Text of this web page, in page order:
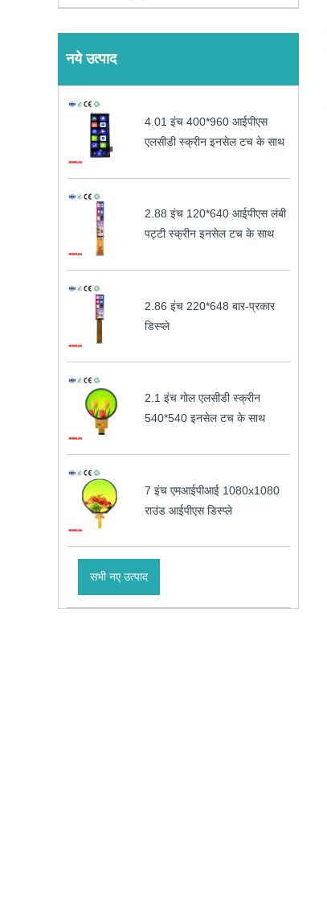
नये उत्पाद
4.01 इंच 400*960 आईपीएस
एलसीडी स्क्रीन इनसेल टच के साथ
2.88 इंच 120*640 आईपीएस लंबी
पट्टी स्क्रीन इनसेल टच के साथ
2.86 इंच 220*648 बार-प्रकार
डिस्प्ले
2.1 इंच गोल एलसीडी स्क्रीन
540*540 इनसेल टच के साथ
7 इंच एमआईपीआई 1080x1080
राउंड आईपीएस डिस्प्ले
सभी नए उत्पाद